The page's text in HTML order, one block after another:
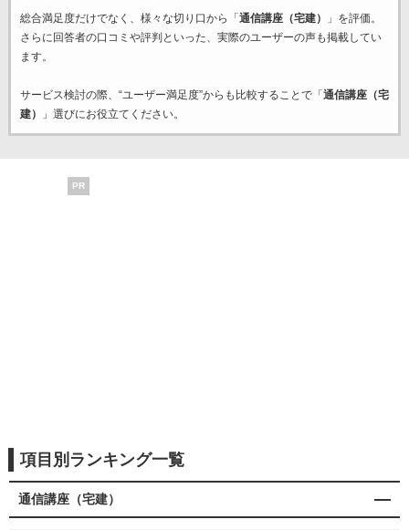
総合満足度だけでなく、様々な切り口から「 通信講座（宅建）
」を評価。
さらに回答者の口コミや評判といった、実際のユーザーの声も掲載してい
ます。
サービス検討の際、“ユーザー満足度”からも比較することで「 通信講座（宅
建）
」選びにお役立てください。
PR
項目別ランキング一覧
通信講座（宅建）